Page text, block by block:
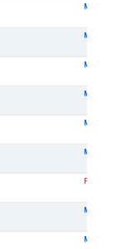
M
M
M
M
M
M
F
M
M